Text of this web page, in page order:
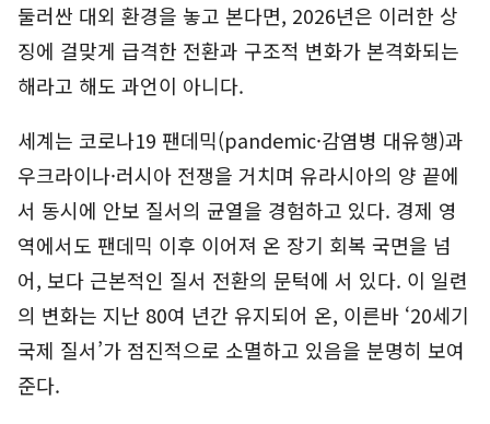
둘러싼 대외 환경을 놓고 본다면, 2026년은 이러한 상
징에 걸맞게 급격한 전환과 구조적 변화가 본격화되는
해라고 해도 과언이 아니다.
세계는 코로나19 팬데믹(pandemic·감염병 대유행)과
우크라이나·러시아 전쟁을 거치며 유라시아의 양 끝에
서 동시에 안보 질서의 균열을 경험하고 있다. 경제 영
역에서도 팬데믹 이후 이어져 온 장기 회복 국면을 넘
어, 보다 근본적인 질서 전환의 문턱에 서 있다. 이 일련
의 변화는 지난 80여 년간 유지되어 온, 이른바 ‘20세기
국제 질서’가 점진적으로 소멸하고 있음을 분명히 보여
준다.